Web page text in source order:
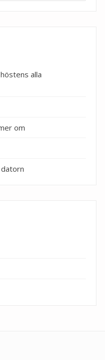
alla
om
datorn